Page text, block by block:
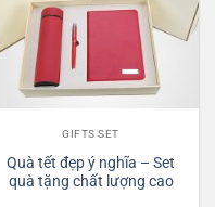
GIFTS SET
Quà tết đẹp ý nghĩa – Set
quà tặng chất lượng cao